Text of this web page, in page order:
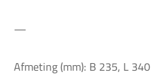
—
Afmeting (mm): B 235, L 340